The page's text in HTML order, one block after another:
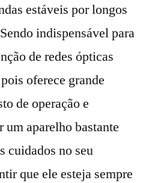
estáveis por longos
indispensável para
de redes ópticas
oferece grande
de operação e
um aparelho bastante
cuidados no seu
que ele esteja sempre